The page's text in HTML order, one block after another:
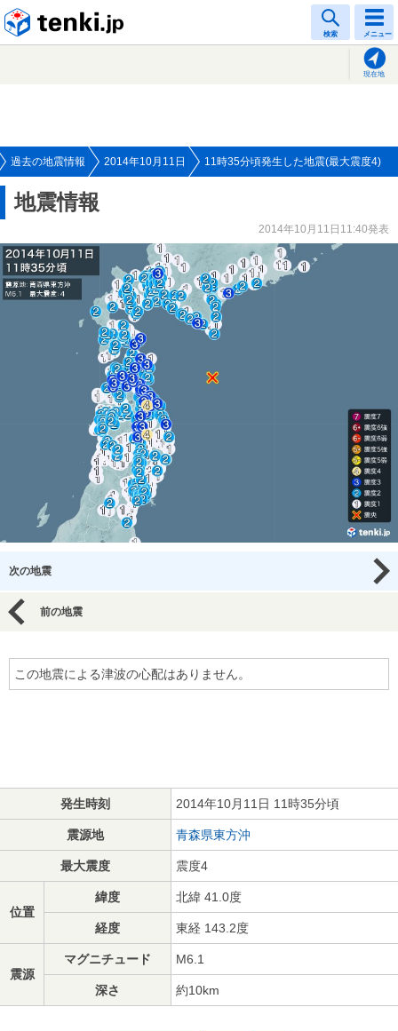
検索 メニュー
現在地
過去の地震情報 2014年10月11日 11時35分頃発生した地震(最大震度4)
地震情報
2014年10月11日11:40発表
次の地震
前の地震
この地震による津波の心配はありません。
発生時刻 2014年10月11日 11時35分頃
震源地 青森県東方沖
最大震度 震度4
位置
緯度 北緯 41.0度
経度 東経 143.2度
震源
マグニチュード M6.1
深さ 約10km